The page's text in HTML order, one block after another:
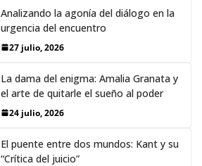
Analizando la agonía del diálogo en la
urgencia del encuentro
27 julio, 2026
La dama del enigma: Amalia Granata y
el arte de quitarle el sueño al poder
24 julio, 2026
El puente entre dos mundos: Kant y su
“Crítica del juicio”